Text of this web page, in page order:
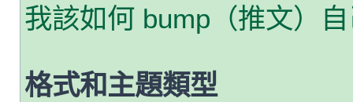
我該如何 bump（推文）
格式和主題類型